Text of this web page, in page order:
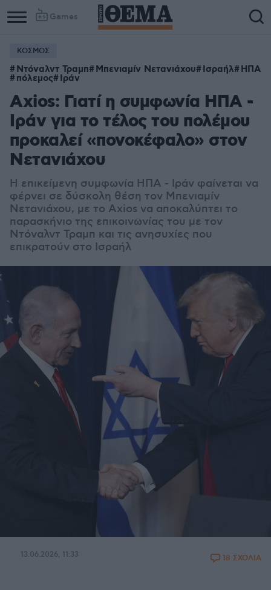
Games
ΚΟΣΜΟΣ
Ντόναλντ Τραμπ Μπενιαμίν Νετανιάχου Ισραήλ ΗΠΑ
πόλεμος Ιράν
Axios: Γιατί η συμφωνία ΗΠΑ -
Ιράν για το τέλος του πολέμου
προκαλεί «πονοκέφαλο» στον
Νετανιάχου
Η επικείμενη συμφωνία ΗΠΑ - Ιράν φαίνεται να
φέρνει σε δύσκολη θέση τον Μπενιαμίν
Νετανιάχου, με το Axios να αποκαλύπτει το
παρασκήνιο της επικοινωνίας του με τον
Ντόναλντ Τραμπ και τις ανησυχίες που
επικρατούν στο Ισραήλ
13.06.2026, 11:33 18 ΣΧΟΛΙΑ